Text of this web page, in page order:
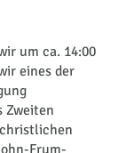
um ca. 14:00
eines der
Zweiten